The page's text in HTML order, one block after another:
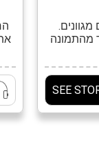
מהתמונה
מתמונה
מאחורי
שהוא.
עבור
SEE